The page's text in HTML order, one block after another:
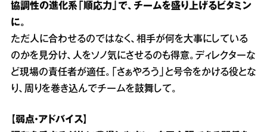
協調性の進化系「順応力」で、チームを盛り上げるビタミン
に。
ただ人に合わせるのではなく、相手が何を大事にしている
のかを見分け、人をソノ気にさせるのも得意。ディレクターな
ど現場の責任者が適任。「さぁやろう」と号令をかける役とな
り、周りを巻き込んでチームを鼓舞して。
【弱点・アドバイス】